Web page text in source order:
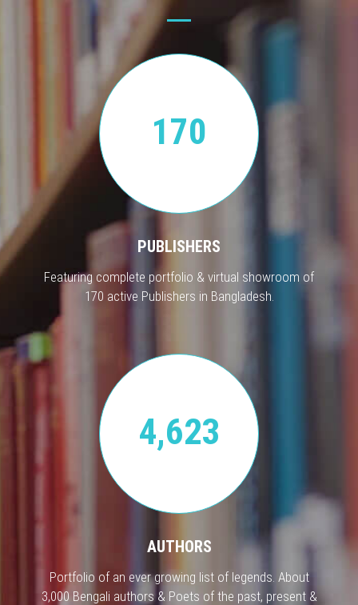
170
PUBLISHERS
Featuring complete portfolio & virtual showroom of
170 active Publishers in Bangladesh.
4,623
AUTHORS
Portfolio of an ever growing list of legends. About
3,000 Bengali authors & Poets of the past, present &